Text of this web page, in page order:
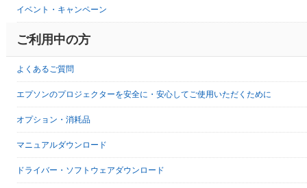
イベント・キャンペーン
ご利用中の方
よくあるご質問
エプソンのプロジェクターを安全に・安心してご使用いただくために
オプション・消耗品
マニュアルダウンロード
ドライバー・ソフトウェアダウンロード